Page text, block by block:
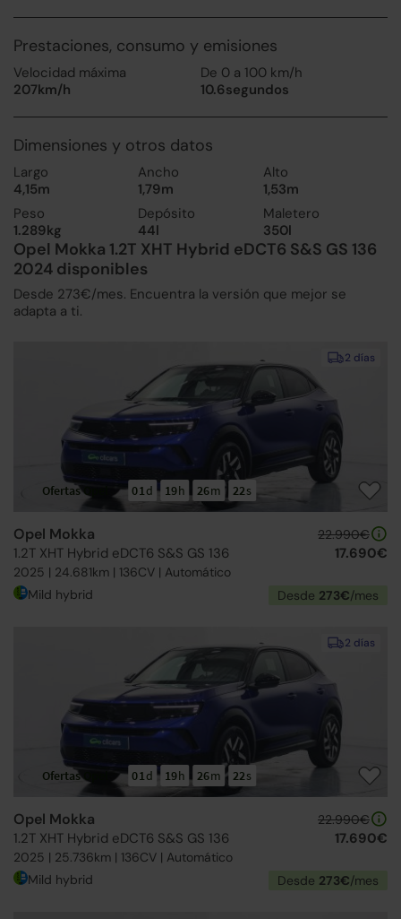
Prestaciones, consumo y emisiones
Velocidad máxima
207km/h
De 0 a 100 km/h
10.6segundos
Dimensiones y otros datos
Largo
4,15m
Ancho
1,79m
Alto
1,53m
Peso
1.289kg
Depósito
44l
Maletero
350l
Opel Mokka 1.2T XHT Hybrid eDCT6 S&S GS 136
2024 disponibles
Desde 273€/mes. Encuentra la versión que mejor se
adapta a ti.
2 días
Ofertas Opel 01d 19h 26m 21s
Opel Mokka
1.2T XHT Hybrid eDCT6 S&S GS 136
2025 | 24.681km | 136CV | Automático
22.990€
17.690€
Mild hybrid Desde 273€/mes
2 días
Ofertas Opel 01d 19h 26m 21s
Opel Mokka
1.2T XHT Hybrid eDCT6 S&S GS 136
2025 | 25.736km | 136CV | Automático
22.990€
17.690€
Mild hybrid Desde 273€/mes